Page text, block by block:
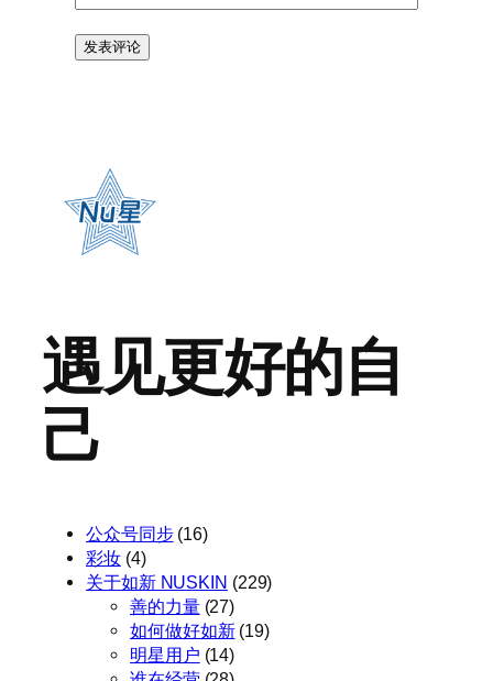
遇见更好的自
己
公众号同步(16)
彩妆(4)
关于如新 NUSKIN (229)
善的力量(27)
如何做好如新(19)
明星用户 (14)